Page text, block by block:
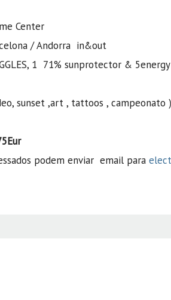
Center
/ Andorra in&out
1 71% sunprotector &
sunset ,art , tattoos , campeonato )
podem enviar email para